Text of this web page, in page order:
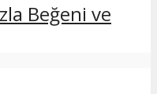
Beğeni ve